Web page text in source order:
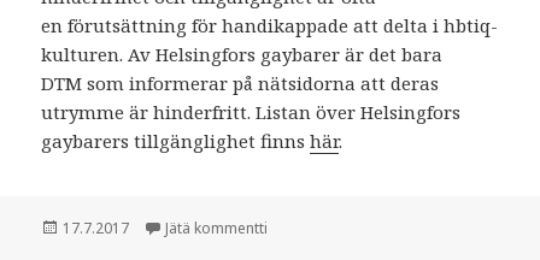
en förutsättning för handikappade att delta i hbtiq-
kulturen. Av Helsingfors gaybarer är det bara
DTM som informerar på nätsidorna att deras
utrymme är hinderfritt. Listan över Helsingfors
gaybarers tillgänglighet finnshär.
Julkaistu
17.7.2017 Jätä kommentti